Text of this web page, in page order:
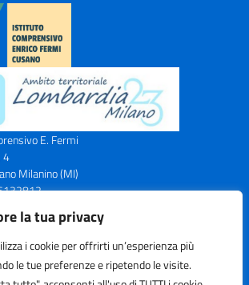
la tua privacy
i cookie per offrirti un’esperienza più
le tue preferenze e ripetendo le visite.
E. Fermi
4
Milanino (MI)
MIIC8AX00N
C.F. 83043750153